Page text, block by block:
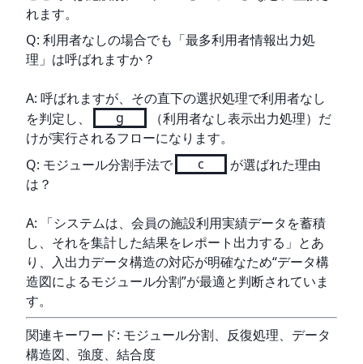
れます。
Q: 利用者なしの場合でも「最多利用者情報出力処
理」は呼ばれますか？
A: 呼ばれますが、その直下の選択処理で利用者なし
を判定し、
g
（利用者なし表示出力処理）だ
けが実行されるフローになります。
Q: モジュール分割手法で
c
が選ばれた理由
は？
A: 「システムは、会員の施設利用実績データを蓄積
し、それを集計した結果をレポート出力する」とあ
り、入出力データ構造の対応が明確なため“データ構
造図によるモジュール分割”が最適と判断されていま
す。
関連キーワード: モジュール分割、反復処理、データ
構造図、強度、結合度